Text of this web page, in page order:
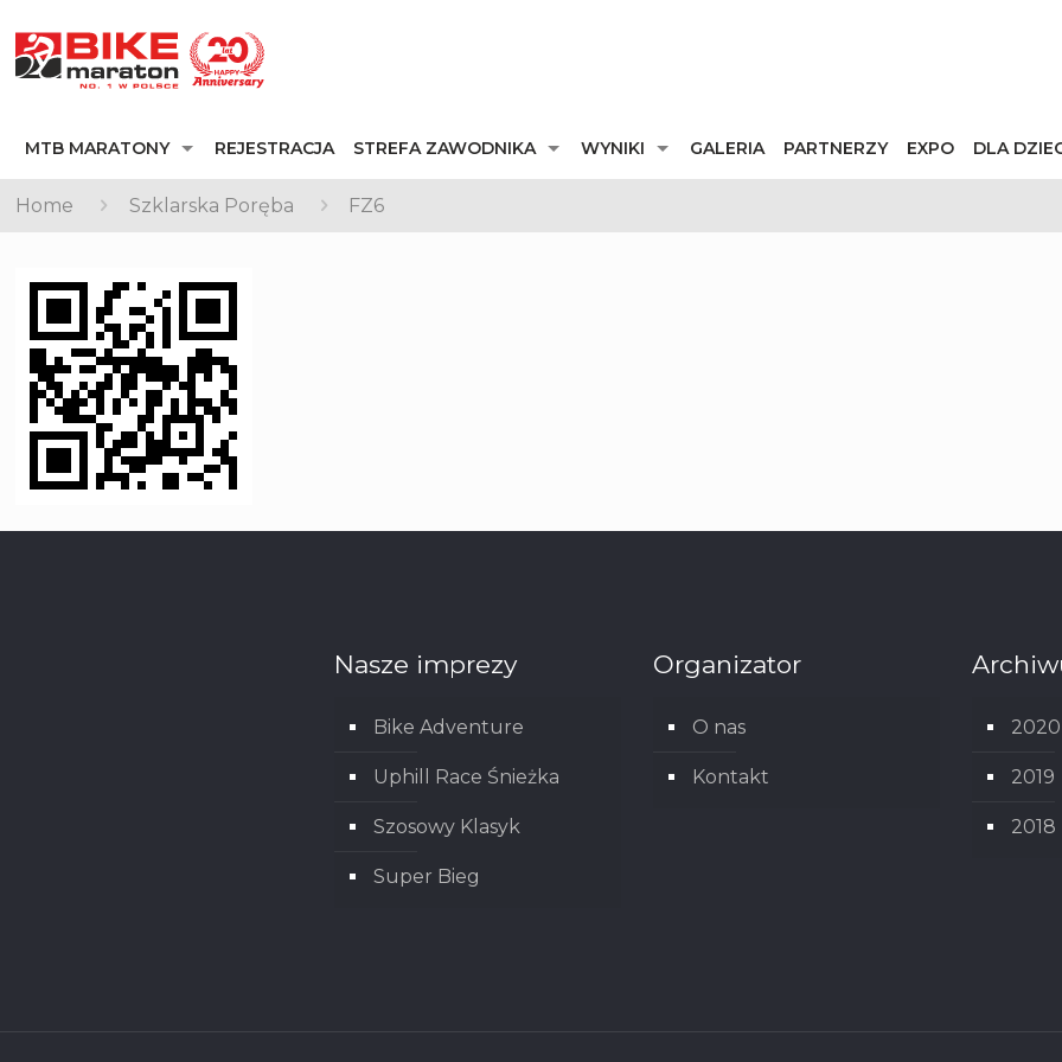
MTB MARATONY REJESTRACJA STREFA ZAWODNIKA WYNIKI GALERIA PARTNERZY EXPO DLA
Home Szklarska Poręba FZ6
Nasze imprezy
Bike Adventure
Uphill Race Śnieżka
Szosowy Klasyk
Super Bieg
Organizator
O nas
Kontakt
2020
2019
2018